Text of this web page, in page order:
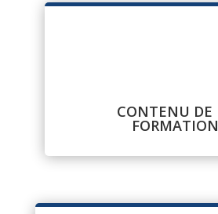
CONTENU DE
FORMATION